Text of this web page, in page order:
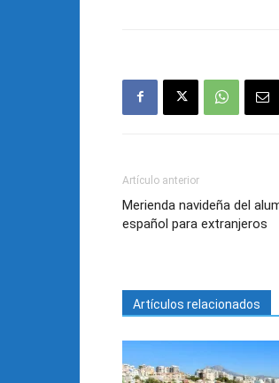
Artículo anterior
Merienda navideña del
español para extranjeros
Artículos relacionados